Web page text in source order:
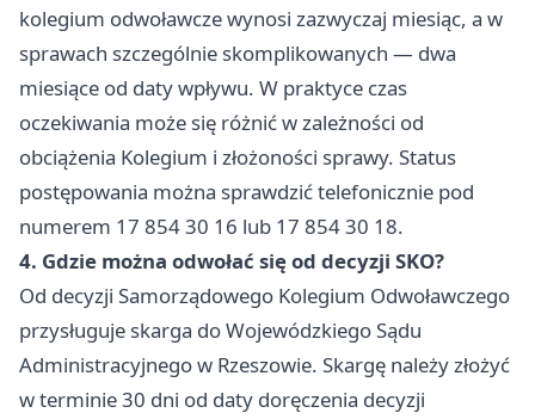
kolegium odwoławcze wynosi zazwyczaj miesiąc, a w
sprawach szczególnie skomplikowanych — dwa
miesiące od daty wpływu. W praktyce czas
oczekiwania może się różnić w zależności od
obciążenia Kolegium i złożoności sprawy. Status
postępowania można sprawdzić telefonicznie pod
numerem 17 854 30 16 lub 17 854 30 18.
4. Gdzie można odwołać się od decyzji SKO?
Od decyzji Samorządowego Kolegium Odwoławczego
przysługuje skarga do Wojewódzkiego Sądu
Administracyjnego w Rzeszowie. Skargę należy złożyć
w terminie 30 dni od daty doręczenia decyzji